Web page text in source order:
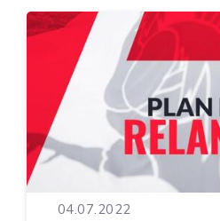
04.07.2022